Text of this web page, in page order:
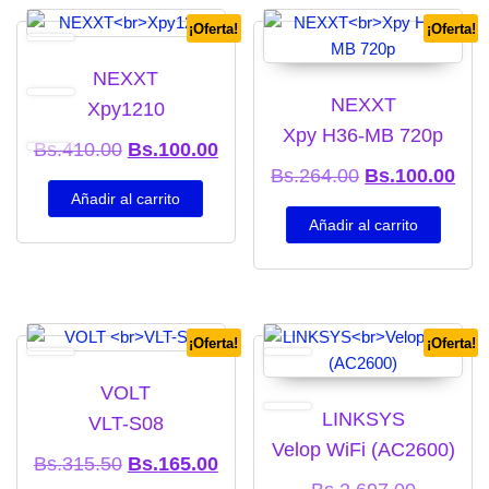
¡Oferta!
NEXXT
Xpy1210
Bs.410.00 El precio original era: Bs.410.00.
Bs.100.00El precio actual es: Bs.100.00.
Añadir al carrito
¡Oferta!
NEXXT
Xpy H36-MB 720p
Bs.264.00 El precio
Bs.100.00El
Añadir al carrito
¡Oferta!
VOLT
VLT-S08
Bs.315.50 El precio original era: Bs.315.50.
Bs.165.00El precio actual es: Bs.165.00.
¡Oferta!
LINKSYS
Velop WiFi (AC2600)